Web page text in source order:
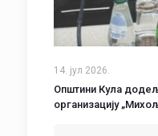
14. јул 2026.
Општини Кула
организацију